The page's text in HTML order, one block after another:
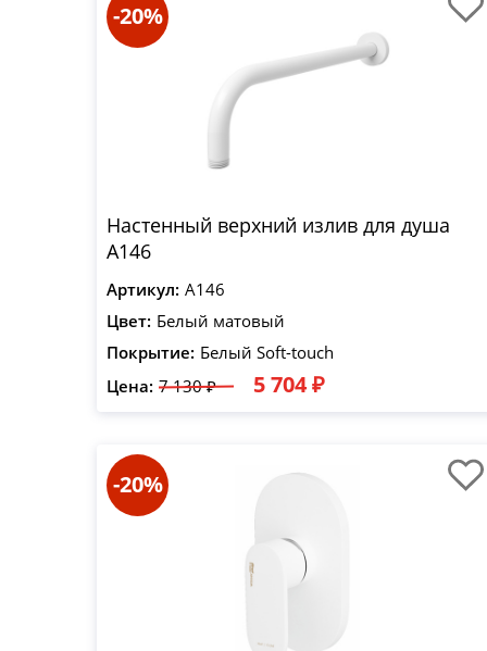
-20%
Настенный верхний излив для душа
A146
Артикул: A146
Цвет: Белый матовый
Покрытие: Белый Soft-touch
Цена: 7 130 ₽ 5 704 ₽
-20%